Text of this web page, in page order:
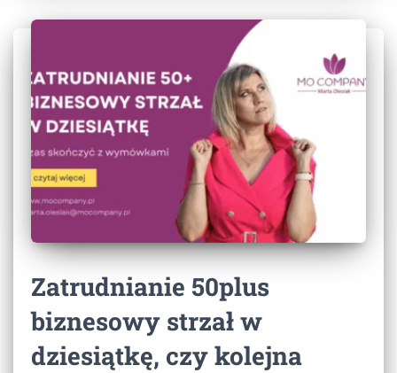
Zatrudnianie 50plus
biznesowy strzał w
dziesiątkę, czy kolejna